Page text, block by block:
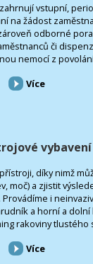
vstupní,
na žádost
odborné
či
nemocí z
Více
vybavení
díky nimž
moč) a zjistit
Provádíme i
a horní a dolní
rakoviny tlustého
Více